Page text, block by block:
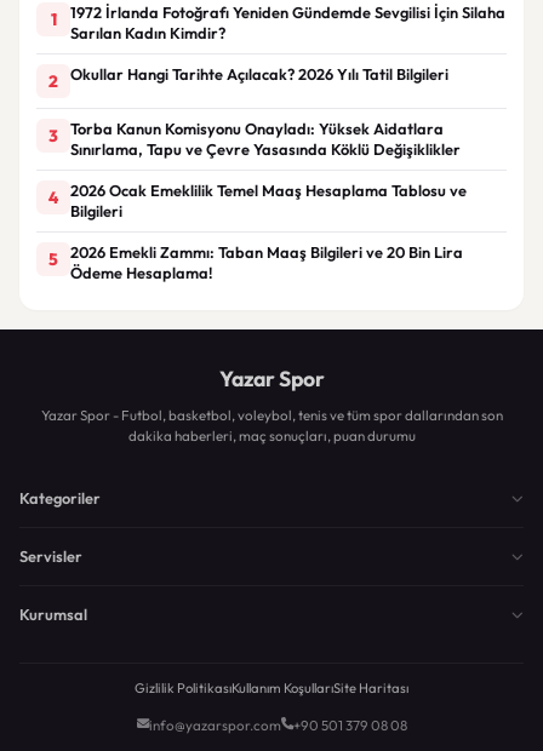
1
1972 İrlanda Fotoğrafı Yeniden Gündemde Sevgilisi İçin Silaha
Sarılan Kadın Kimdir?
2 Okullar Hangi Tarihte Açılacak? 2026 Yılı Tatil Bilgileri
3
Torba Kanun Komisyonu Onayladı: Yüksek Aidatlara
Sınırlama, Tapu ve Çevre Yasasında Köklü Değişiklikler
4
2026 Ocak Emeklilik Temel Maaş Hesaplama Tablosu ve
Bilgileri
5
2026 Emekli Zammı: Taban Maaş Bilgileri ve 20 Bin Lira
Ödeme Hesaplama!
Yazar Spor
Yazar Spor - Futbol, basketbol, voleybol, tenis ve tüm spor dallarından son
dakika haberleri, maç sonuçları, puan durumu
Kategoriler
Servisler
Kurumsal
Gizlilik PolitikasıKullanım KoşullarıSite Haritası
info@yazarspor.com +90 501 379 08 08